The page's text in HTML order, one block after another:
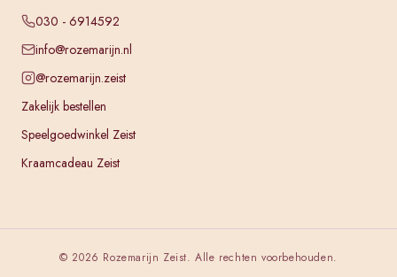
030 - 6914592
info@rozemarijn.nl
@rozemarijn.zeist
Zakelijk bestellen
Speelgoedwinkel Zeist
Kraamcadeau Zeist
© 2026 Rozemarijn Zeist. Alle rechten voorbehouden.